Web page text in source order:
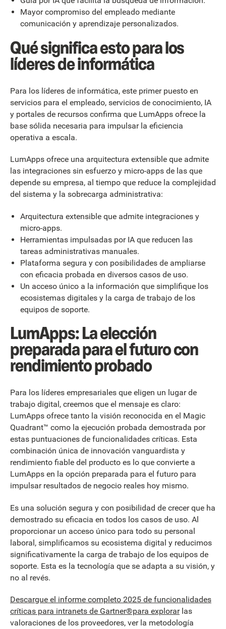
Mayor compromiso del empleado mediante
comunicación y aprendizaje personalizados.
Qué significa esto para los
líderes de informática
Para los líderes de informática, este primer puesto en
servicios para el empleado, servicios de conocimiento, IA
y portales de recursos confirma que LumApps ofrece la
base sólida necesaria para impulsar la eficiencia
operativa a escala.
LumApps ofrece una arquitectura extensible que admite
las integraciones sin esfuerzo y micro-apps de las que
depende su empresa, al tiempo que reduce la complejidad
del sistema y la sobrecarga administrativa:
Arquitectura extensible que admite integraciones y
micro-apps.
Herramientas impulsadas por IA que reducen las
tareas administrativas manuales.
Plataforma segura y con posibilidades de ampliarse
con eficacia probada en diversos casos de uso.
Un acceso único a la información que simplifique los
ecosistemas digitales y la carga de trabajo de los
equipos de soporte.
LumApps: La elección
preparada para el futuro con
rendimiento probado
Para los líderes empresariales que eligen un lugar de
trabajo digital, creemos que el mensaje es claro:
LumApps ofrece tanto la visión reconocida en el Magic
Quadrant™ como la ejecución probada demostrada por
estas puntuaciones de funcionalidades críticas. Esta
combinación única de innovación vanguardista y
rendimiento fiable del producto es lo que convierte a
LumApps en la opción preparada para el futuro para
impulsar resultados de negocio reales hoy mismo.
Es una solución segura y con posibilidad de crecer que ha
demostrado su eficacia en todos los casos de uso. Al
proporcionar un acceso único para todo su personal
laboral, simplificamos su ecosistema digital y reducimos
significativamente la carga de trabajo de los equipos de
soporte. Esta es la tecnología que se adapta a su visión, y
no al revés.
Descargue el informe completo 2025 de funcionalidades
críticas para intranets de Gartner®para explorarlas
valoraciones de los proveedores, ver la metodología